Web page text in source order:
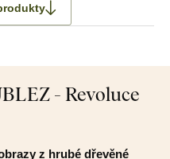
- Revoluce
z hrubé dřevěné